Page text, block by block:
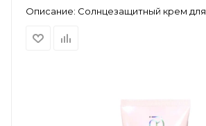
Описание: Солнцезащитный крем